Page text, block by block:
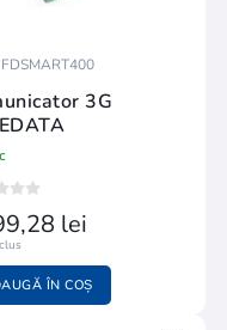
3G
lei
ÎN COȘ